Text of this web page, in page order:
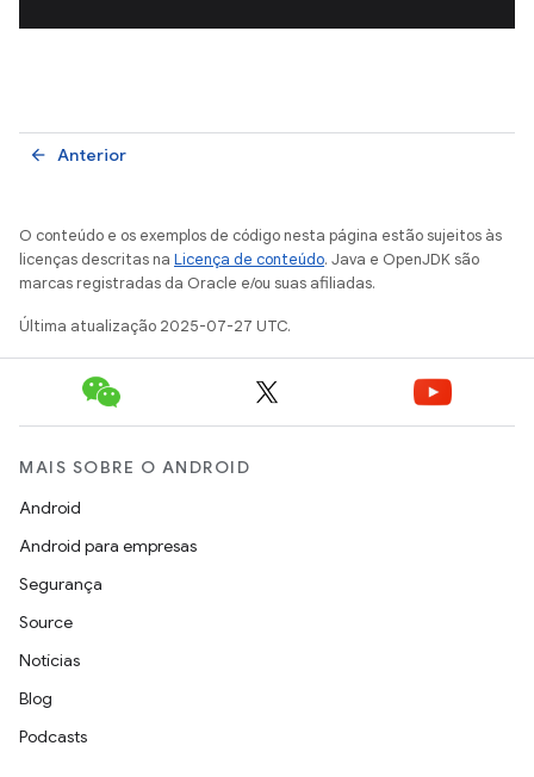
Anterior
arrow_back
O conteúdo e os exemplos de código nesta página estão sujeitos às
licenças descritas na Licença de conteúdo. Java e OpenJDK são
marcas registradas da Oracle e/ou suas afiliadas.
Última atualização 2025-07-27 UTC.
MAIS SOBRE O ANDROID
Android
Android para empresas
Segurança
Source
Notícias
Blog
Podcasts